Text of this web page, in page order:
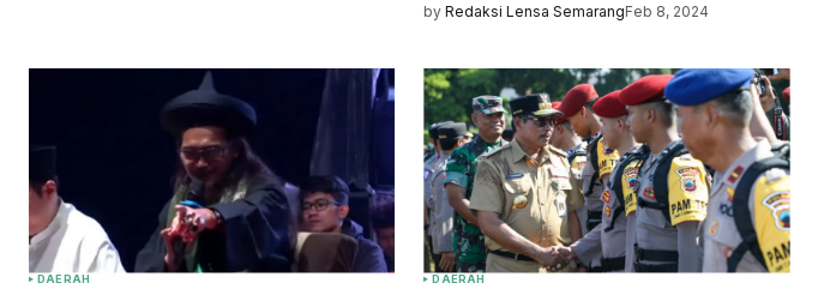
by Redaksi Lensa SemarangFeb 8, 2024
DAERAH DAERAH